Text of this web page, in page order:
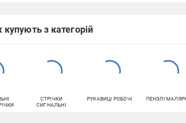
з категорій
СТРІЧКИ
СИГНАЛЬНІ
РУКАВИЦІ РОБОЧІ ПЕНЗЛІ